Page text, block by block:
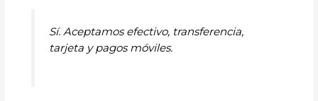
Sí. Aceptamos efectivo, transferencia,
tarjeta y pagos móviles.